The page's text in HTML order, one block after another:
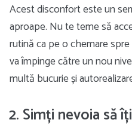
Acest disconfort este un
aproape. Nu te teme să
rutină ca pe o chemare
va împinge către un nou
multă bucurie și
2. Simți nevoia să